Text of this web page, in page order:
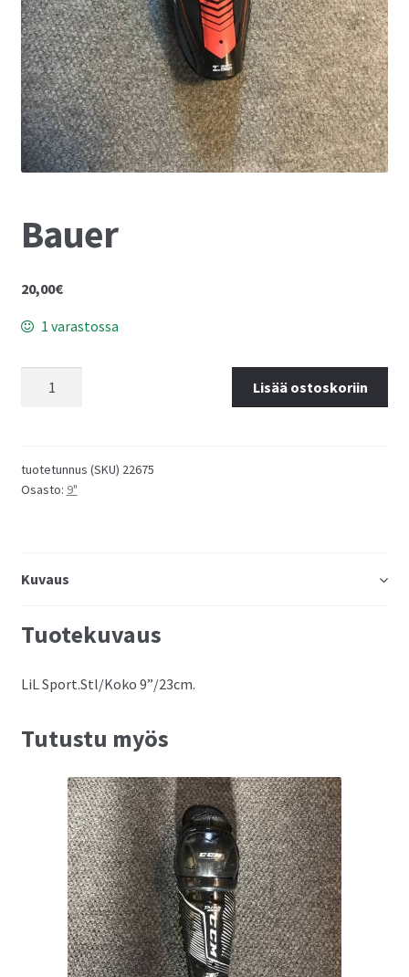
Bauer
20,00€
1 varastossa
Lisää ostoskoriin
tuotetunnus (SKU) 22675
Osasto: 9"
Kuvaus
Tuotekuvaus
LiL Sport.Stl/Koko 9”/23cm.
Tutustu myös